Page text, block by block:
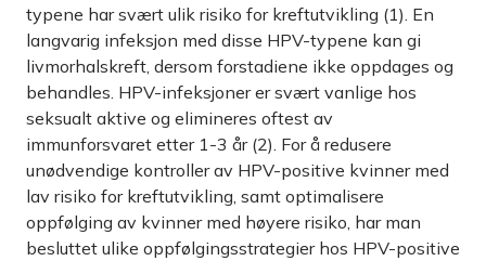
typene har svært ulik risiko for kreftutvikling (1). En
langvarig infeksjon med disse HPV-typene kan gi
livmorhalskreft, dersom forstadiene ikke oppdages og
behandles. HPV-infeksjoner er svært vanlige hos
seksualt aktive og elimineres oftest av
immunforsvaret etter 1-3 år (2). For å redusere
unødvendige kontroller av HPV-positive kvinner med
lav risiko for kreftutvikling, samt optimalisere
oppfølging av kvinner med høyere risiko, har man
besluttet ulike oppfølgingsstrategier hos HPV-positive